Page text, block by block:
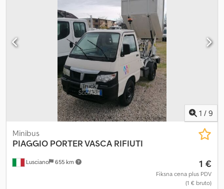
ručni menjač, obrtomer, servo volan, električni podizači prozora,
putni računar, električni spoljašnji retrovizori, središnji naslon za
ruku, Euro5, krilna zadnja vrata, centralno zaključavanje + daljinski
upravljač, Kerstner rashladno vozilo, za transport sveže robe, itd.
Zadržavamo pravo na greške, zamenu i pravopisne greške. Prodaja
samo pravnim licima i za izvoz. !!!! Fg-5429 !!!! Šifra ključa 107 !!!!!
Prednje staklo ima pukotinu !!!!! Test/probna vožnja moguća u
Dekri, Tüv-u ili VW-u !!!!! PO NALOGU KUPCA !!!!
1 / 9
Lusciano 655 km
Minibus
PIAGGIO PORTER VASCA RIFIUTI
1 €
Fiksna cena plus PDV
(1 € bruto)